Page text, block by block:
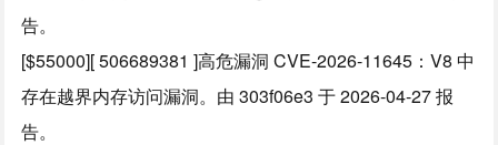
告。
[$55000][ 506689381 ]高危漏洞 CVE-2026-11645：V8 中
存在越界内存访问漏洞。由 303f06e3 于 2026-04-27 报
告。